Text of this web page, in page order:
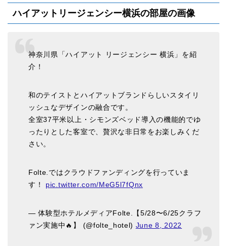
ハイアットリージェンシー横浜の部屋の画像
神奈川県「ハイアット リージェンシー 横浜」を紹
介！
和のテイストとハイアットブランドらしいスタイリ
ッシュなデザインの融合です。
全室37平米以上・シモンズベッド導入の機能的でゆ
ったりとした客室で、贅沢な非日常をお楽しみくだ
さい。
Folte.ではクラウドファンディングを行っていま
す！ pic.twitter.com/MeG5l7fQnx
— 体験型ホテルメディアFolte.【5/28〜6/25クラフ
ァン実施中🔥】 (@folte_hotel) June 8, 2022